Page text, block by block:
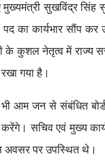
मुख्यमंत्री सुखविंद्र
पद का कार्यभार सौंप कर
के कुशल नेतृत्व में राज्य
गया है।
भी आम जन से संबंधित
सचिव एवं मुख्य
अवसर पर उपस्थित थे।